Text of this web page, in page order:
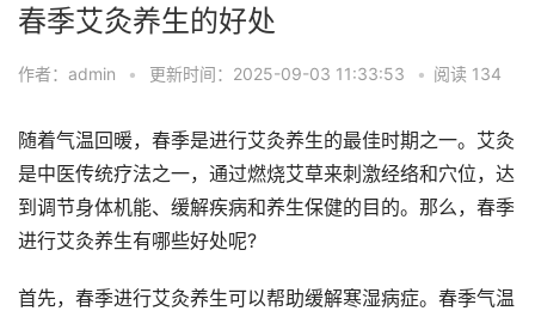
春季艾灸养生的好处
作者：admin • 更新时间：2025-09-03 11:33:53 • 阅读 134
随着气温回暖，春季是进行艾灸养生的最佳时期之一。艾灸
是中医传统疗法之一，通过燃烧艾草来刺激经络和穴位，达
到调节身体机能、缓解疾病和养生保健的目的。那么，春季
进行艾灸养生有哪些好处呢?
首先，春季进行艾灸养生可以帮助缓解寒湿病症。春季气温